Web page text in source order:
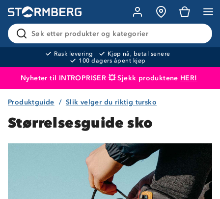
Søk etter produkter og kategorier
Rask levering
Kjøp nå, betal senere
100 dagers åpent kjøp
Nyheter til INTROPRISER 💥 Sjekk produktene HER!
Produktet er lagt i handlekurven Til kassen
Produktguide Slik velger du riktig tursko
Størrelsesguide sko